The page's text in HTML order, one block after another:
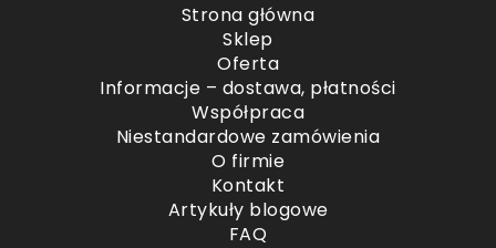
Strona główna
Sklep
Oferta
Informacje – dostawa, płatności
Współpraca
Niestandardowe zamówienia
O firmie
Kontakt
Artykuły blogowe
FAQ